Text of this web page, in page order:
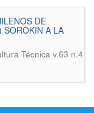
DE
SOROKIN A LA
Técnica v.63 n.4